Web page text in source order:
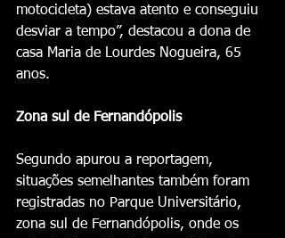
motocicleta) estava atento e conseguiu
desviar a tempo”, destacou a dona de
casa Maria de Lourdes Nogueira, 65
anos.
Zona sul de Fernandópolis
Segundo apurou a reportagem,
situações semelhantes também foram
registradas no Parque Universitário,
zona sul de Fernandópolis, onde os